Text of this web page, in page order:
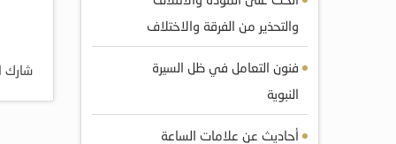
شارك
والتحذير من الفرقة والاختلاف
فنون التعامل في ظل السيرة
النبوية
أحاديث عن علامات الساعة